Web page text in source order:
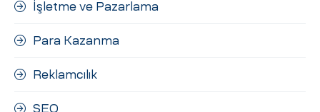
İşletme ve Pazarlama
Para Kazanma
Reklamcılık
SEO